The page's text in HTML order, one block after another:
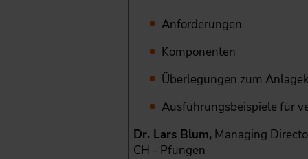
Anforderungen
Komponenten
Überlegungen zum
Ausführungsbeispiele für
Dr. Lars Blum, Managing
CH - Pfungen